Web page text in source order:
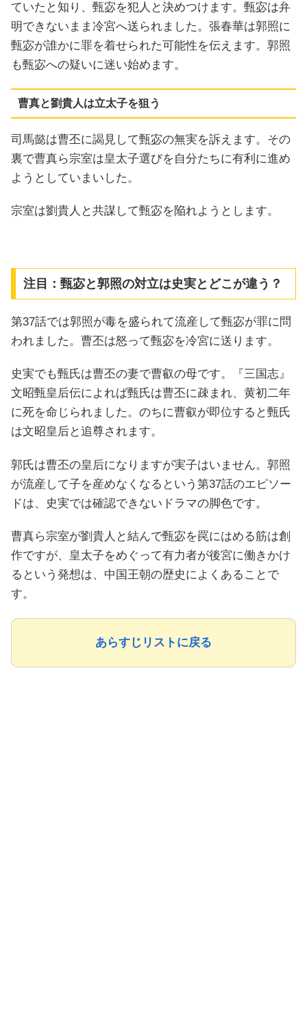
ていたと知り、甄宓を犯人と決めつけます。甄宓は弁
明できないまま冷宮へ送られました。張春華は郭照に
甄宓が誰かに罪を着せられた可能性を伝えます。郭照
も甄宓への疑いに迷い始めます。
曹真と劉貴人は立太子を狙う
司馬懿は曹丕に謁見して甄宓の無実を訴えます。その
裏で曹真ら宗室は皇太子選びを自分たちに有利に進め
ようとしていまいした。
宗室は劉貴人と共謀して甄宓を陥れようとします。
注目：甄宓と郭照の対立は史実とどこが違う？
第37話では郭照が毒を盛られて流産して甄宓が罪に問
われました。曹丕は怒って甄宓を冷宮に送ります。
史実でも甄氏は曹丕の妻で曹叡の母です。『三国志』
文昭甄皇后伝によれば甄氏は曹丕に疎まれ、黄初二年
に死を命じられました。のちに曹叡が即位すると甄氏
は文昭皇后と追尊されます。
郭氏は曹丕の皇后になりますが実子はいません。郭照
が流産して子を産めなくなるという第37話のエピソー
ドは、史実では確認できないドラマの脚色です。
曹真ら宗室が劉貴人と結んで甄宓を罠にはめる筋は創
作ですが、皇太子をめぐって有力者が後宮に働きかけ
るという発想は、中国王朝の歴史によくあることで
す。
あらすじリストに戻る